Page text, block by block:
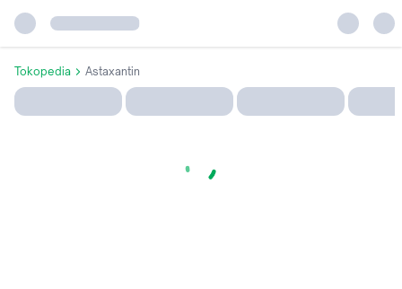
Tokopedia Astaxantin